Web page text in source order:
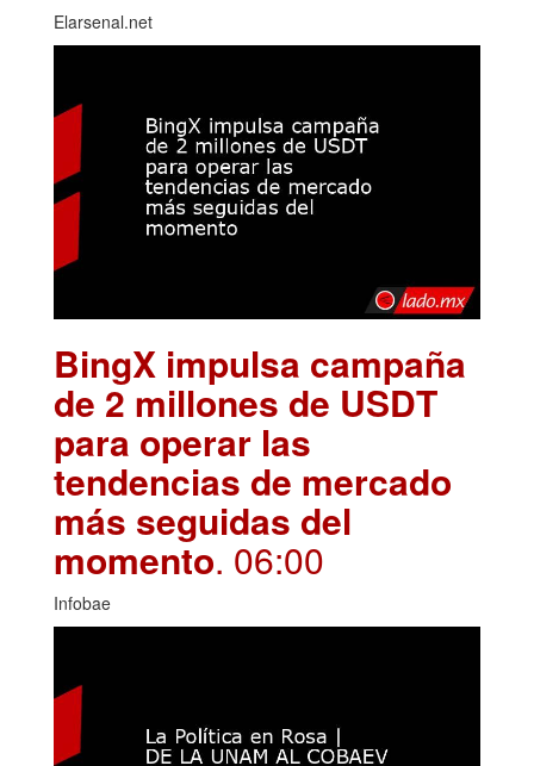
Elarsenal.net
BingX impulsa campaña
de 2 millones de USDT
para operar las
tendencias de mercado
más seguidas del
momento. 06:00
Infobae